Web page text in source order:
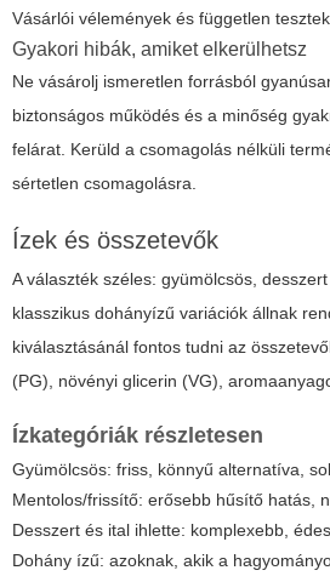
Vásárlói vélemények és független
Gyakori hibák, amiket elkerülhetsz
Ne vásárolj ismeretlen forrásból
biztonságos működés és a minőség
felárat. Kerüld a csomagolás nélküli
sértetlen csomagolásra.
Ízek és összetevők
A választék széles: gyümölcsös,
klasszikus dohányízű variációk állnak
kiválasztásánál fontos tudni az
(PG), növényi glicerin (VG),
Ízkategóriák részletesen
Gyümölcsös: friss, könnyű alternatíva,
Mentolos/frissítő: erősebb hűsítő hatás,
Desszert és ital ihlette: komplexebb,
Dohány ízű: azoknak, akik a